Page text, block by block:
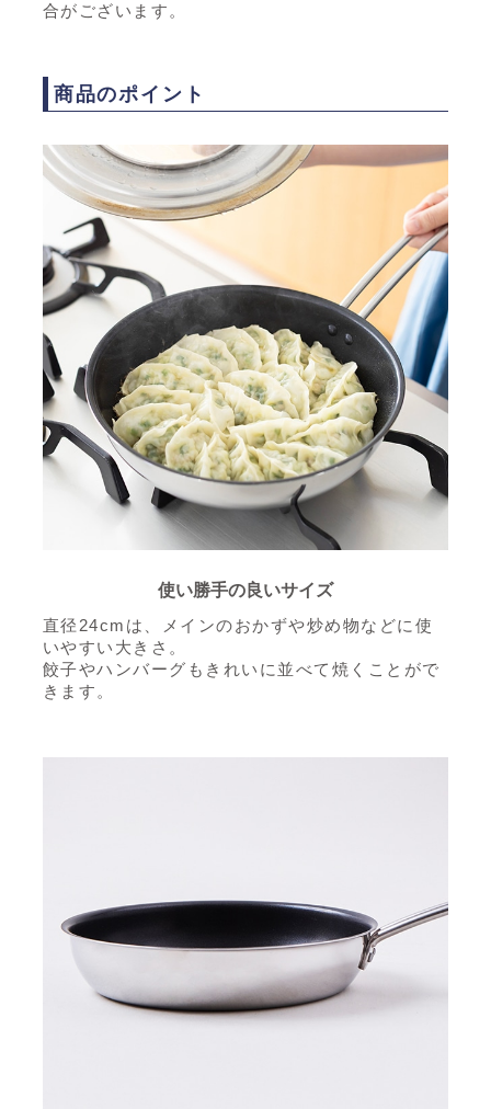
合がございます。
商品のポイント
使い勝手の良いサイズ
直径24cmは、メインのおかずや炒め物などに使
いやすい大きさ。
餃子やハンバーグもきれいに並べて焼くことがで
きます。